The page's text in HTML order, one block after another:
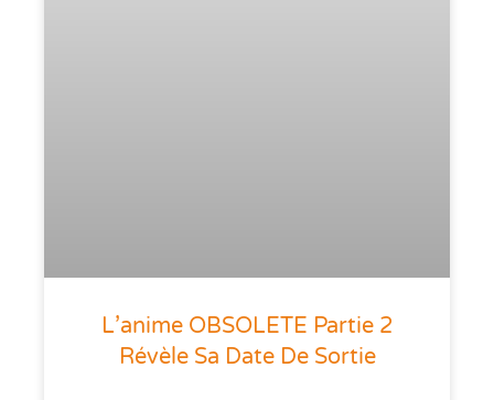
L’anime OBSOLETE Partie 2
Révèle Sa Date De Sortie